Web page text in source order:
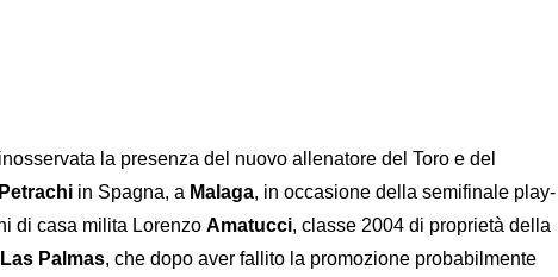
la presenza del nuovo allenatore del Toro e del
Petrachi in Spagna, a Malaga, in occasione della semifinale play-
di casa milita Lorenzo Amatucci, classe 2004 di proprietà della
Las Palmas, che dopo aver fallito la promozione probabilmente